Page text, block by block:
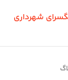
شهرداری